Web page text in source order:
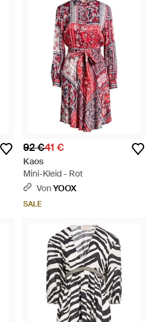
92 €41 €
Kaos
Mini-Kleid - Rot
VonYOOX
SALE